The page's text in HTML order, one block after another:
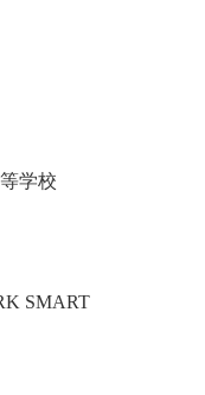
学校
SMART